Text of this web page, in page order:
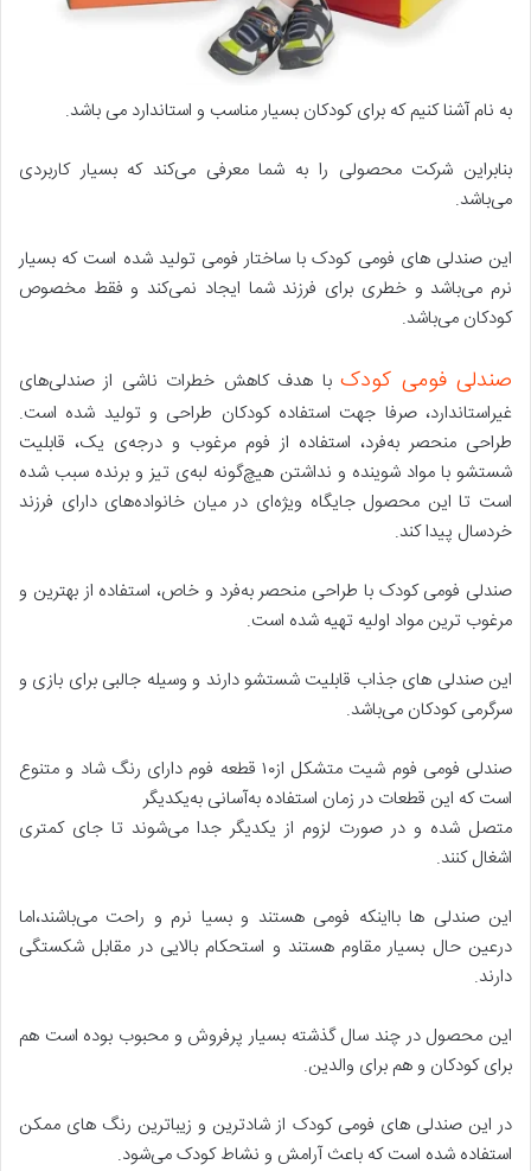
به نام آشنا کنیم که برای کودکان بسیار مناسب و استاندارد می باشد.
بنابراین شرکت محصولی را به شما معرفی می‌کند که بسیار کاربردی
می‌باشد.
این صندلی های فومی کودک با ساختار فومی تولید شده است که بسیار
نرم می‌باشد و خطری برای فرزند شما ایجاد نمی‌کند و فقط مخصوص
کودکان می‌باشد.
صندلی فومی کودکبا هدف کاهش خطرات ناشی از صندلی‌های
غیراستاندارد، صرفا جهت استفاده کودکان طراحی و تولید شده‌ است.
طراحی منحصر به‌فرد، استفاده از فوم مرغوب و درجه‌ی یک، قابلیت
شستشو با مواد شوینده و نداشتن هیچ‌گونه لبه‌ی تیز و برنده سبب شده
است تا این محصول جایگاه ویژه‌ای در میان خانواده‌های دارای فرزند
خردسال پیدا کند.
صندلی فومی کودک با طراحی منحصر به‌فرد و خاص، استفاده از بهترین و
مرغوب ترین مواد اولیه تهیه شده است.
این صندلی های جذاب قابلیت شستشو دارند و وسیله جالبی برای بازی و
سرگرمی کودکان می‌باشد.
صندلی فومی فوم شیت متشکل از۱۰ قطعه فوم دارای رنگ شاد و متنوع
است که این قطعات در زمان استفاده به‌آسانی به‌یکدیگر
متصل شده و در صورت لزوم از یکدیگر جدا می‌شوند تا جای کمتری
اشغال کنند.
این صندلی ها بااینکه فومی هستند و بسیا نرم و راحت‌ می‌باشند،اما
درعین حال بسیار مقاوم هستند و استحکام بالایی در مقابل شکستگی
دارند.
این محصول در چند سال گذشته بسیار پرفروش و محبوب بوده است هم
برای کودکان و هم برای والدین.
در این صندلی های فومی کودک از شادترین و زیباترین رنگ های ممکن
استفاده شده است که باعث آرامش و نشاط کودک می‌شود.